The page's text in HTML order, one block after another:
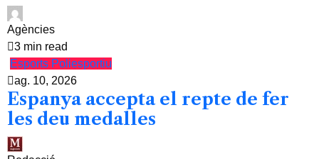
Agències
3 min read
Esports Poliesportiu
ag. 10, 2026
Espanya accepta el repte de fer
les deu medalles